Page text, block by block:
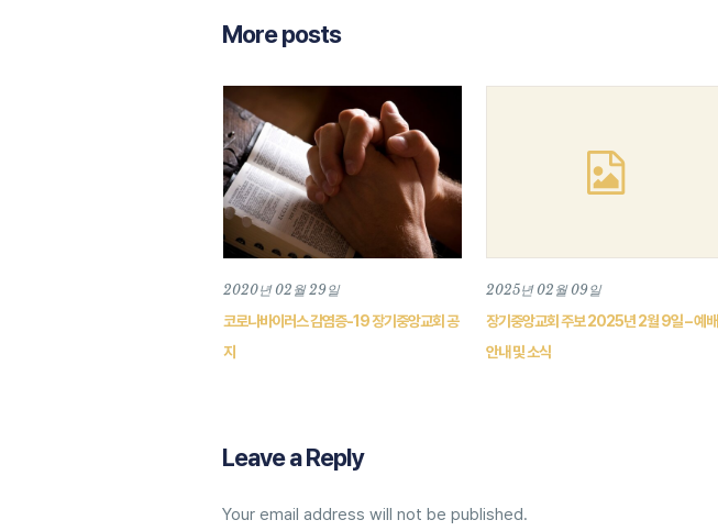
More posts
2020년 02월 29일
코로나바이러스 감염증-19 장기중앙교회 공
지
2025년 02월 09일
장기중앙교회 주보 2025년 2월 9일 – 예배
안내 및 소식
Leave a Reply
Your email address will not be published.